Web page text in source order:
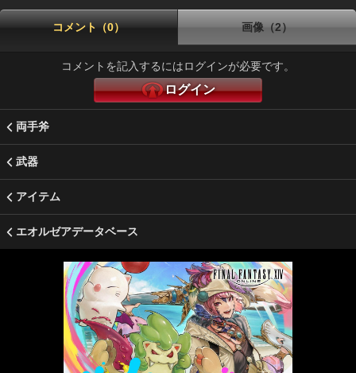
コメント（0） 画像（2）
コメントを記入するにはログインが必要です。
ログイン
両手斧
武器
アイテム
エオルゼアデータベース